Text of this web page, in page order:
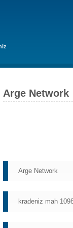
Arge Network
Arge Network
kradeniz mah